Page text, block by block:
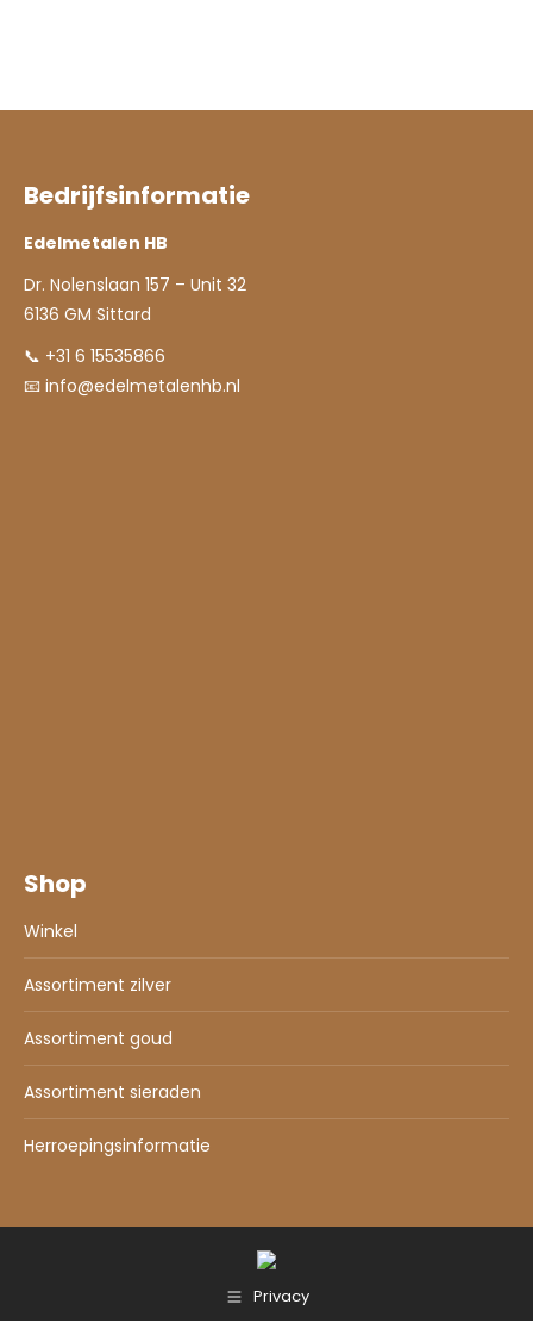
Bedrijfsinformatie
Edelmetalen HB
Dr. Nolenslaan 157 – Unit 32
6136 GM Sittard
📞 +31 6 15535866
📧 info@edelmetalenhb.nl
Shop
Winkel
Assortiment zilver
Assortiment goud
Assortiment sieraden
Herroepingsinformatie
Privacy